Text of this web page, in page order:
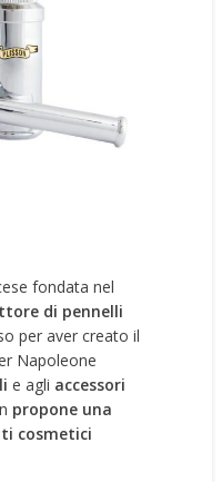
fondata nel
di pennelli
per aver creato il
Napoleone
e agli accessori
propone una
cosmetici